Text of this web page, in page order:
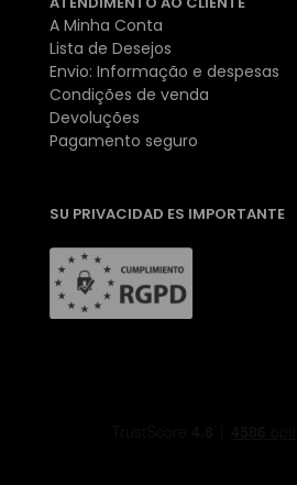
A Minha Conta
Lista de Desejos
Envio: Informação e despesas
Condições de venda
Devoluções
Pagamento seguro
SU PRIVACIDAD ES IMPORTANTE